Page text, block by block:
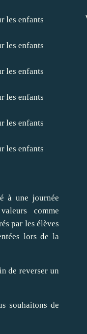
à une journée
comme
par les élèves
lors de la
de reverser un
souhaitons de